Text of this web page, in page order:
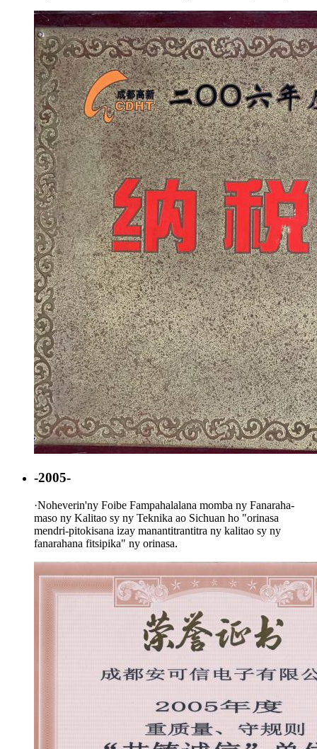
-2005-
·Noheverin'ny Foibe Fampahalalana momba ny Fanaraha-
maso ny Kalitao sy ny Teknika ao Sichuan ho "orinasa
mendri-pitokisana izay manantitrantitra ny kalitao sy ny
fanarahana fitsipika" ny orinasa.